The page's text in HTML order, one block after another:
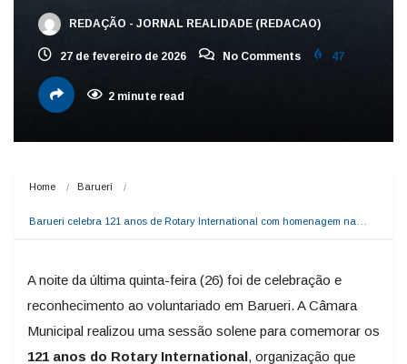
REDAÇÃO - JORNAL REALIDADE (REDACAO)
27 de fevereiro de 2026 No Comments 47
2 minute read
Home Barueri
Barueri celebra 121 anos de Rotary International com homenagem na…
A noite da última quinta-feira (26) foi de celebração e
reconhecimento ao voluntariado em Barueri. A Câmara
Municipal realizou uma sessão solene para comemorar os
121 anos do Rotary International, organização que